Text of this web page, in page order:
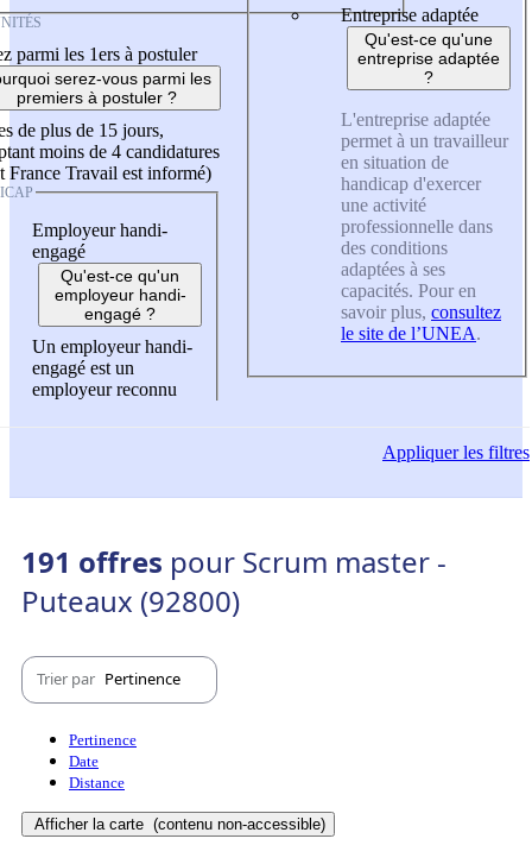
parmi les 1ers à postuler
serez-vous parmi les
premiers à postuler ?
de plus de 15 jours,
moins de 4 candidatures
France Travail est informé)
Employeur handi-
engagé
Qu'est-ce qu'un
employeur handi-
engagé ?
Un employeur handi-
engagé est un
employeur reconnu
Entreprise adaptée
Qu'est-ce qu'une
entreprise adaptée
?
L'entreprise adaptée
permet à un travailleur
en situation de
handicap d'exercer
une activité
professionnelle dans
des conditions
adaptées à ses
capacités. Pour en
savoir plus, consultez
le site de l’UNEA.
Appliquerles filtres
191 offres pour Scrum master -
Puteaux (92800)
Trier par Pertinence
Pertinence
Date
Distance
Afficher la carte (contenu non-accessible)